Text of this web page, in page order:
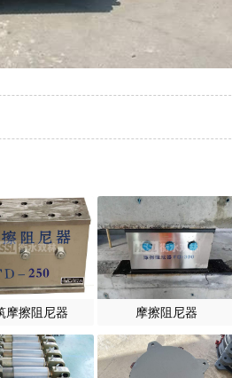
摩擦阻尼器 摩擦阻尼器